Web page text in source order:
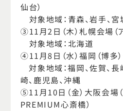
仙台）
対象地域：青森、岩手、宮
③11月2日（木）札幌会場（
対象地域：北海道
④11月8日（水）福岡（博多
対象地域：福岡、佐賀、長
崎、鹿児島、沖縄
⑤11月10日（金）大阪会場
PREMIUM心斎橋）